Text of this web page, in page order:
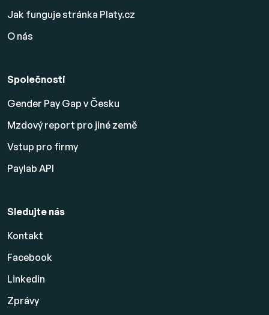
Jak funguje stránka Platy.cz
O nás
Společnosti
Gender Pay Gap v Česku
Mzdový report pro jiné země
Vstup pro firmy
Paylab API
Sledujte nás
Kontakt
Facebook
Linkedin
Zprávy